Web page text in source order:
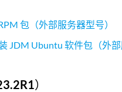
包（外部服务器型号）
JDM Ubuntu 软件包（外部
）